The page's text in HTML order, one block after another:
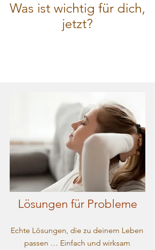
Was ist wichtig für dich,
jetzt?
Lösungen für Probleme
Echte Lösungen, die zu deinem Leben
passen … Einfach und wirksam